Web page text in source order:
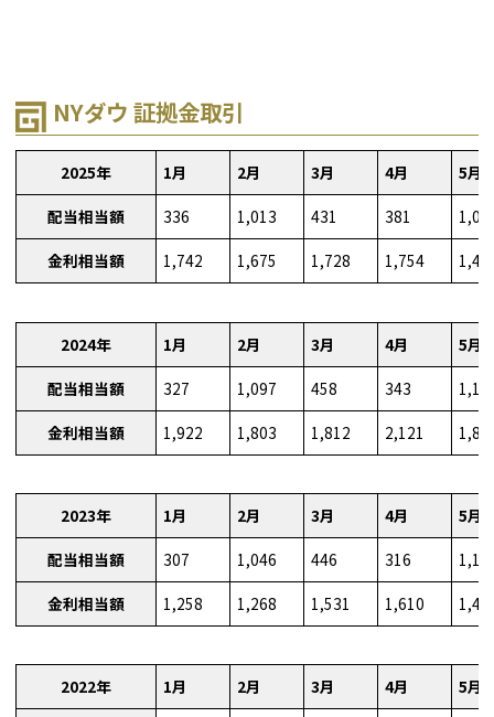
NYダウ 証拠金取引
2025年 1月 2月 3月 4月
5月
配当相当額
336 1,013 431 381
金利相当額
1,742 1,675 1,728 1,754
2024年 1月 2月 3月 4月
5月
配当相当額
327 1,097 458 343
金利相当額
1,922 1,803 1,812 2,121
2023年 1月 2月 3月 4月
5月
配当相当額
307 1,046 446 316
金利相当額
1,258 1,268 1,531 1,610
2022年 1月 2月 3月 4月
5月